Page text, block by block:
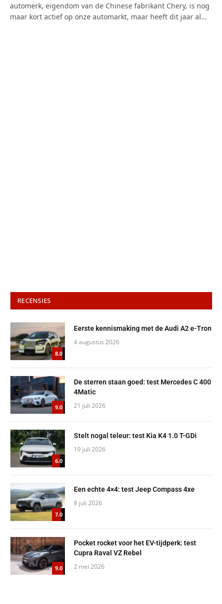
automerk, eigendom van de Chinese fabrikant Chery, is nog
maar kort actief op onze automarkt, maar heeft dit jaar al…
RECENSIES
8.0
Eerste kennismaking met de Audi A2 e-Tron
4 augustus 2026
9.0
De sterren staan goed: test Mercedes C 400
4Matic
21 juli 2026
6.0
Stelt nogal teleur: test Kia K4 1.0 T-GDi
19 juli 2026
7.0
Een echte 4×4: test Jeep Compass 4xe
8 juli 2026
9.0
Pocket rocket voor het EV-tijdperk: test
Cupra Raval VZ Rebel
2 mei 2026